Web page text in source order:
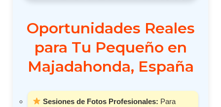
Oportunidades Reales
para Tu Pequeño en
Majadahonda, España
Sesiones de Fotos Profesionales: Para